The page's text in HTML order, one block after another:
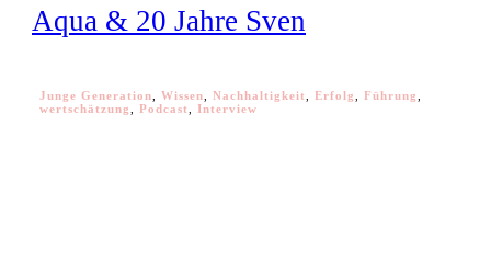
Aqua & 20 Jahre Sven
Junge Generation Wissen Nachhaltigkeit Erfolg Führung
wertschätzung
Podcast Interview